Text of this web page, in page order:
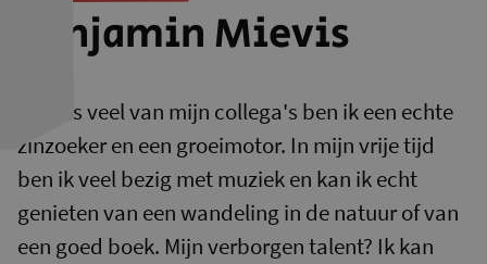
Benjamin Mievis
Net als veel van mijn collega's ben ik een echte
zinzoeker en een groeimotor. In mijn vrije tijd
ben ik veel bezig met muziek en kan ik echt
genieten van een wandeling in de natuur of van
een goed boek. Mijn verborgen talent? Ik kan